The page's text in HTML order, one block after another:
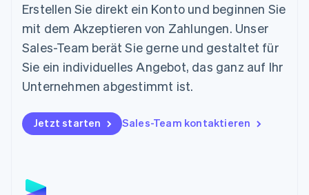
Erstellen Sie direkt ein Konto und beginnen Sie
mit dem Akzeptieren von Zahlungen. Unser
Sales-Team berät Sie gerne und gestaltet für
Sie ein individuelles Angebot, das ganz auf Ihr
Unternehmen abgestimmt ist.
Jetzt starten Sales-Team kontaktieren
English
Niederlande
Nederlands English
Norwegen
English
Österreich
Polen
English
Portugal